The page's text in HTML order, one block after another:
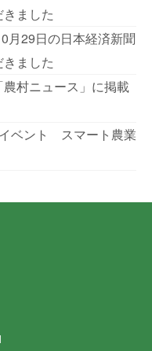
ました
月29日の日本経済新聞
ました
農村ニュース」に掲載
イベント スマート農業